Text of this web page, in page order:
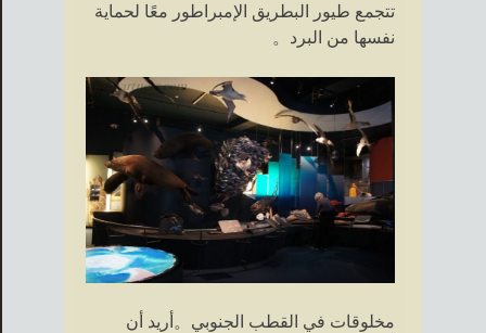
تتجمع طيور البطريق الإمبراطور معًا لحماية
نفسها من البرد。
مخلوقات في القطب الجنوبي。أريد أن